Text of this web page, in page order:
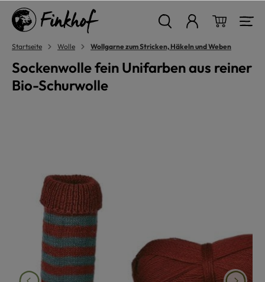
springen
Startseite Wolle Wollgarne zum Stricken, Häkeln und Weben
Sockenwolle fein Unifarben aus reiner
Bio-Schurwolle